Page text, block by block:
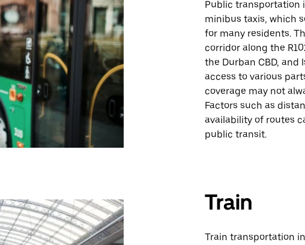
Public transportation
minibus taxis, which
for many residents.
corridor along the
the Durban CBD, and
access to various
coverage may not
Factors such as
availability of routes
public transit.
Train
Train transportation